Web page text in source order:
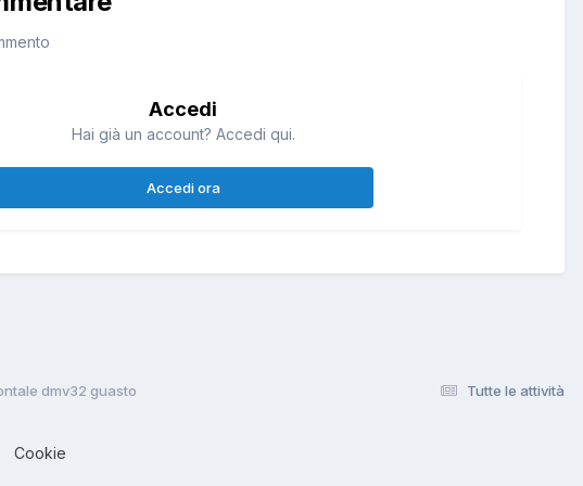
Accedi
Hai già un account? Accedi qui.
Accedi ora
Tutte le attività
dmv32 guasto
Cookie